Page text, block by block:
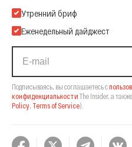
Подпишитесь на нашу Email-
Утренний бриф
Еженедельный дайджест
Подписываясь, вы соглашаетесь с
конфиденциальности The Insider, а
Policy, Terms of Service).